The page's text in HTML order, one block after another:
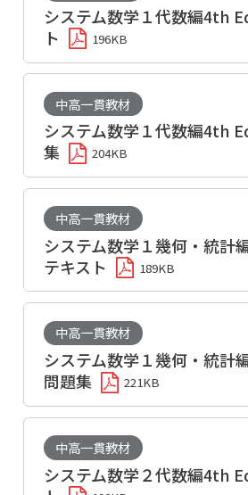
システム数学１代数編4th
ト
196KB
中高一貫教材
システム数学１代数編4th
集
204KB
中高一貫教材
システム数学１幾何・統計
テキスト
189KB
中高一貫教材
システム数学１幾何・統計
問題集
221KB
中高一貫教材
システム数学２代数編4th